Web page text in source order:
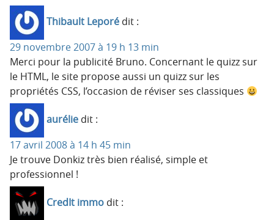
Thibault Leporé dit :
29 novembre 2007 à 19 h 13 min
Merci pour la publicité Bruno. Concernant le quizz sur
le HTML, le site propose aussi un quizz sur les
propriétés CSS, l’occasion de réviser ses classiques
aurélie dit :
17 avril 2008 à 14 h 45 min
Je trouve Donkiz très bien réalisé, simple et
professionnel !
CredIt immo dit :